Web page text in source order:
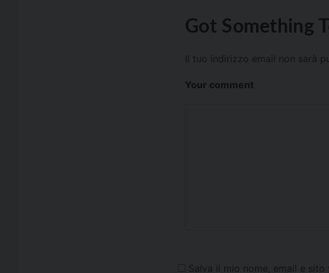
Got Something
Il tuo indirizzo email non sarà
Your comment
Salva il mio nome, email e